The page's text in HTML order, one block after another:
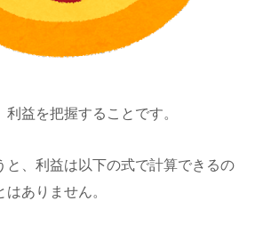
益を把握することです。
と、利益は以下の式で計算できるの
ありません。